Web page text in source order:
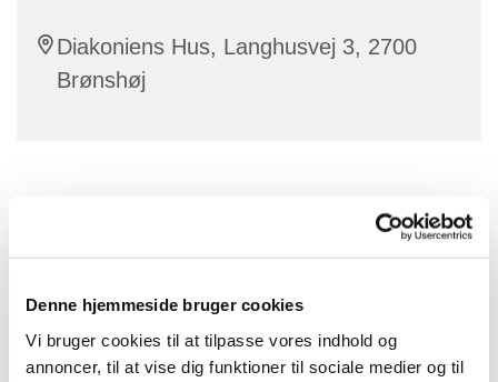
Denne hjemmeside bruger cookies
Vi bruger cookies til at tilpasse vores indhold og
annoncer, til at vise dig funktioner til sociale medier og til
Diakoniens Hus, Langhusvej 3, 2700
Brønshøj